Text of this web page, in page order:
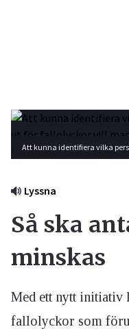
Lyssna
Så ska
minskas
Med ett nytt initiativ
fallolyckor som